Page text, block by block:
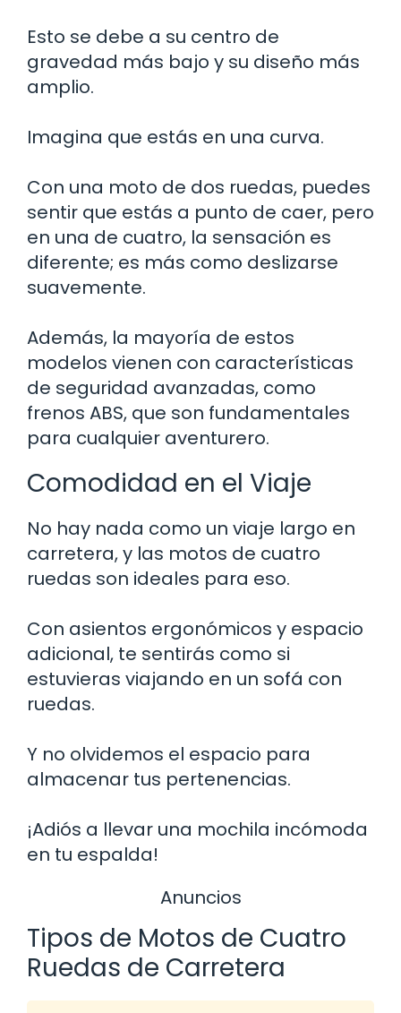
Esto se debe a su centro de
gravedad más bajo y su diseño más
amplio.
Imagina que estás en una curva.
Con una moto de dos ruedas, puedes
sentir que estás a punto de caer, pero
en una de cuatro, la sensación es
diferente; es más como deslizarse
suavemente.
Además, la mayoría de estos
modelos vienen con características
de seguridad avanzadas, como
frenos ABS, que son fundamentales
para cualquier aventurero.
Comodidad en el Viaje
No hay nada como un viaje largo en
carretera, y las motos de cuatro
ruedas son ideales para eso.
Con asientos ergonómicos y espacio
adicional, te sentirás como si
estuvieras viajando en un sofá con
ruedas.
Y no olvidemos el espacio para
almacenar tus pertenencias.
¡Adiós a llevar una mochila incómoda
en tu espalda!
Anuncios
Tipos de Motos de Cuatro
Ruedas de Carretera